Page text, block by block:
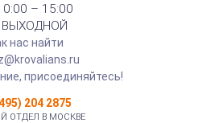
– 15:00
ВЫХОДНОЙ
нас найти
присоединяйтесь!
204 2875
ОТДЕЛ В МОСКВЕ